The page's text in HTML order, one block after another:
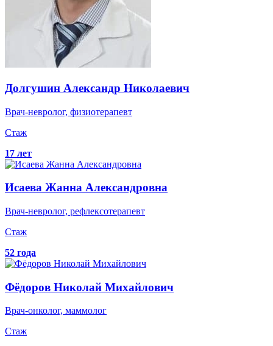
Долгушин Александр Николаевич
Врач-невролог, физиотерапевт
Стаж
17 лет
Исаева Жанна Александровна
Врач-невролог, рефлексотерапевт
Стаж
52 года
Фёдоров Николай Михайлович
Врач-онколог, маммолог
Стаж